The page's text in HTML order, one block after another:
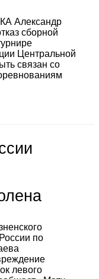
Александр
сборной
Центральной
связан со
по
левого